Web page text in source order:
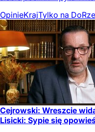
OpinieKrajTylko na
Cejrowski: Wreszcie
Lisicki: Sypie się